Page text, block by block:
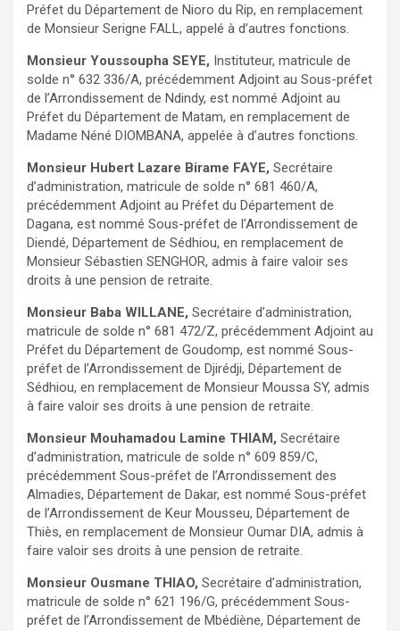
Préfet du Département de Nioro du Rip, en remplacement
de Monsieur Serigne FALL, appelé à d’autres fonctions.
Monsieur Youssoupha SEYE, Instituteur, matricule de
solde n° 632 336/A, précédemment Adjoint au Sous-préfet
de l’Arrondissement de Ndindy, est nommé Adjoint au
Préfet du Département de Matam, en remplacement de
Madame Néné DIOMBANA, appelée à d’autres fonctions.
Monsieur Hubert Lazare Birame FAYE, Secrétaire
d’administration, matricule de solde n° 681 460/A,
précédemment Adjoint au Préfet du Département de
Dagana, est nommé Sous-préfet de l’Arrondissement de
Diendé, Département de Sédhiou, en remplacement de
Monsieur Sébastien SENGHOR, admis à faire valoir ses
droits à une pension de retraite.
Monsieur Baba WILLANE, Secrétaire d’administration,
matricule de solde n° 681 472/Z, précédemment Adjoint au
Préfet du Département de Goudomp, est nommé Sous-
préfet de l’Arrondissement de Djirédji, Département de
Sédhiou, en remplacement de Monsieur Moussa SY, admis
à faire valoir ses droits à une pension de retraite.
Monsieur Mouhamadou Lamine THIAM, Secrétaire
d’administration, matricule de solde n° 609 859/C,
précédemment Sous-préfet de l’Arrondissement des
Almadies, Département de Dakar, est nommé Sous-préfet
de l’Arrondissement de Keur Mousseu, Département de
Thiès, en remplacement de Monsieur Oumar DIA, admis à
faire valoir ses droits à une pension de retraite.
Monsieur Ousmane THIAO, Secrétaire d’administration,
matricule de solde n° 621 196/G, précédemment Sous-
préfet de l’Arrondissement de Mbédiène, Département de